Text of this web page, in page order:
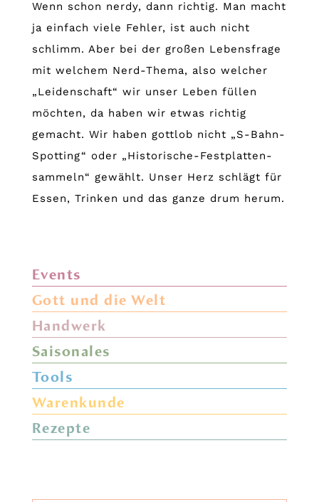
Wenn schon nerdy, dann richtig. Man macht
ja einfach viele Fehler, ist auch nicht
schlimm. Aber bei der großen Lebensfrage
mit welchem Nerd-Thema, also welcher
„Leidenschaft“ wir unser Leben füllen
möchten, da haben wir etwas richtig
gemacht. Wir haben gottlob nicht „S-Bahn-
Spotting“ oder „Historische-Festplatten-
sammeln“ gewählt. Unser Herz schlägt für
Essen, Trinken und das ganze drum herum.
Events
Gott und die Welt
Handwerk
Saisonales
Tools
Warenkunde
Rezepte